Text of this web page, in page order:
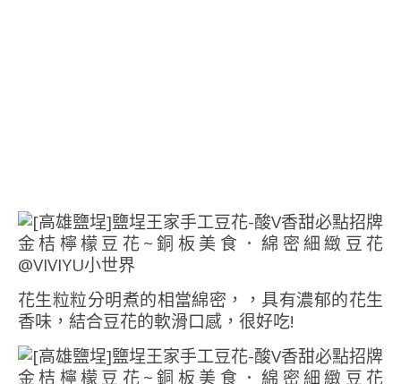
花生粒粒分明煮的相當綿密，，具有濃郁的花生
香味，結合豆花的軟滑口感，很好吃!